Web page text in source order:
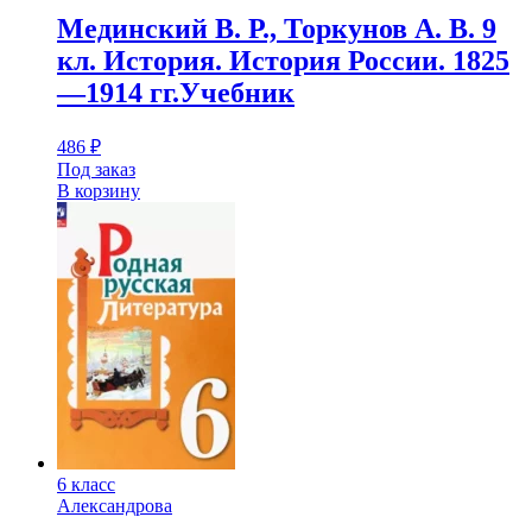
Мединский В. Р., Торкунов А. В. 9
кл. История. История России. 1825
—1914 гг.Учебник
486 ₽
Под заказ
В корзину
6 класс
Александрова